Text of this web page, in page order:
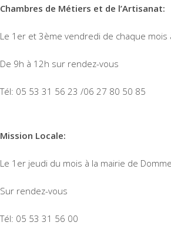
Chambres de Métiers et de l’Artisanat:
Le 1er et 3ème vendredi de chaque mois
De 9h à 12h sur rendez-vous
Tél: 05 53 31 56 23 /06 27 80 50 85
Mission Locale:
Le 1er jeudi du mois à la mairie de Domme
Sur rendez-vous
Tél: 05 53 31 56 00